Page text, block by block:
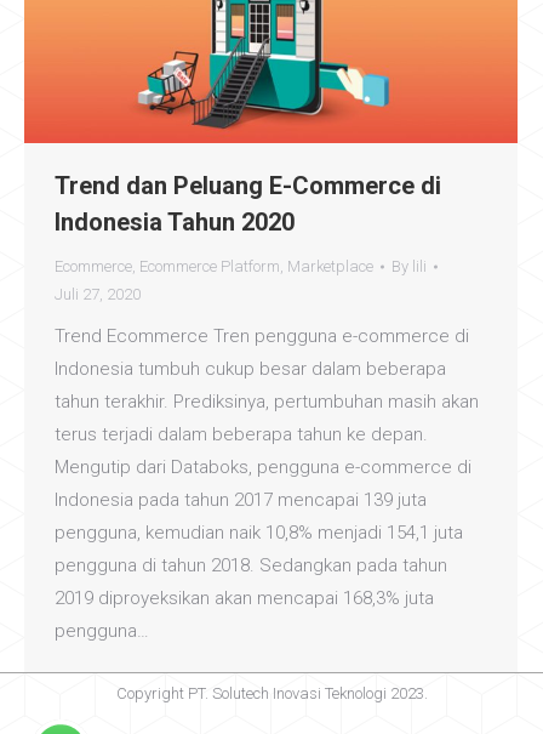
Trend dan Peluang E-Commerce di
Indonesia Tahun 2020
Ecommerce, Ecommerce Platform, Marketplace By lili
Juli 27, 2020
Trend Ecommerce Tren pengguna e-commerce di
Indonesia tumbuh cukup besar dalam beberapa
tahun terakhir. Prediksinya, pertumbuhan masih akan
terus terjadi dalam beberapa tahun ke depan.
Mengutip dari Databoks, pengguna e-commerce di
Indonesia pada tahun 2017 mencapai 139 juta
pengguna, kemudian naik 10,8% menjadi 154,1 juta
pengguna di tahun 2018. Sedangkan pada tahun
2019 diproyeksikan akan mencapai 168,3% juta
pengguna…
Copyright PT. Solutech Inovasi Teknologi 2023.